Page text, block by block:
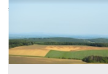
34.150 €
Codice asta:66c4f847
Asta chiusa